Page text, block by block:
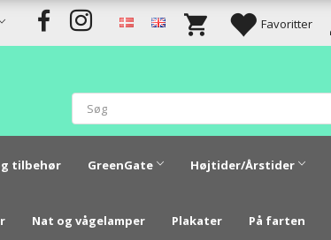
Favoritter
tilbehør GreenGate Højtider/Årstider
Nat og vågelamper Plakater På farten